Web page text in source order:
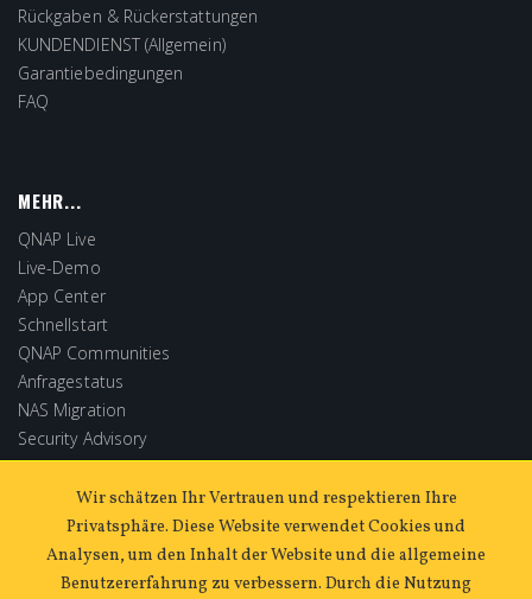
Rückgaben & Rückerstattungen
KUNDENDIENST (Allgemein)
Garantiebedingungen
FAQ
MEHR...
QNAP Live
Live-Demo
App Center
Schnellstart
QNAP Communities
Anfragestatus
NAS Migration
Security Advisory
Software Store
Extended Warranty
Wir schätzen Ihr Vertrauen und respektieren Ihre
Privatsphäre. Diese Website verwendet Cookies und
Analysen, um den Inhalt der Website und die allgemeine
Benutzererfahrung zu verbessern. Durch die Nutzung